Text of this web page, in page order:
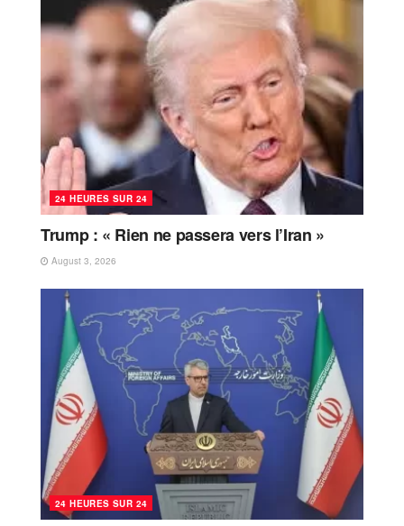
24 HEURES SUR 24
Trump : « Rien ne passera vers l’Iran »
August 3, 2026
24 HEURES SUR 24